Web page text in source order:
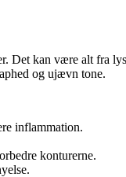
Det kan være alt fra
og ujævn tone.
inflammation.
konturerne.